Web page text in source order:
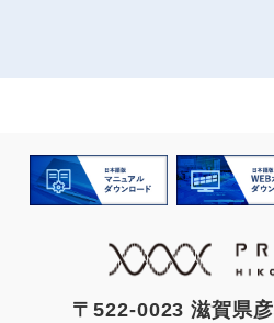
〒522-0023 滋賀県